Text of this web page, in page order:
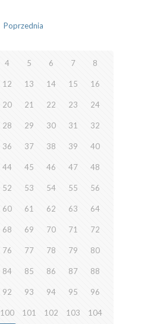
Poprzednia
4 5 6 7 8
12 13 14 15 16
20 21 22 23 24
28 29 30 31 32
36 37 38 39 40
44 45 46 47 48
52 53 54 55 56
60 61 62 63 64
68 69 70 71 72
76 77 78 79 80
84 85 86 87 88
92 93 94 95 96
100 101 102 103 104